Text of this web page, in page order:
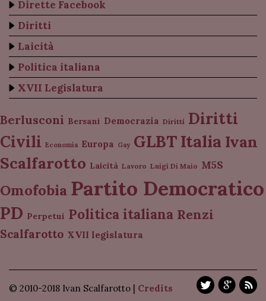
Dirette Facebook
Diritti
Laicità
Politica italiana
XVII Legislatura
Berlusconi Bersani Democrazia Diritti Diritti
Civili Economia Europa Gay GLBT Italia Ivan
Scalfarotto Laicità Lavoro Luigi Di Maio M5S
Omofobia Partito Democratico
PD Perpetui Politica italiana Renzi
Scalfarotto XVII legislatura
© 2010-2018 Ivan Scalfarotto | Credits